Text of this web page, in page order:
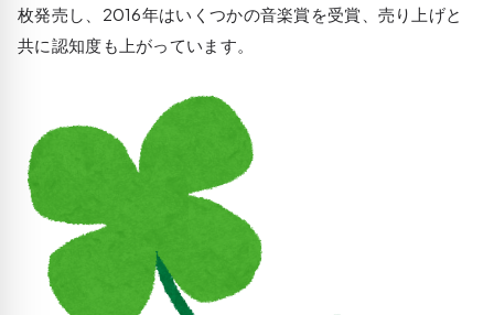
枚発売し、2016年はいくつかの音楽賞を受賞、売り上げと
共に認知度も上がっています。